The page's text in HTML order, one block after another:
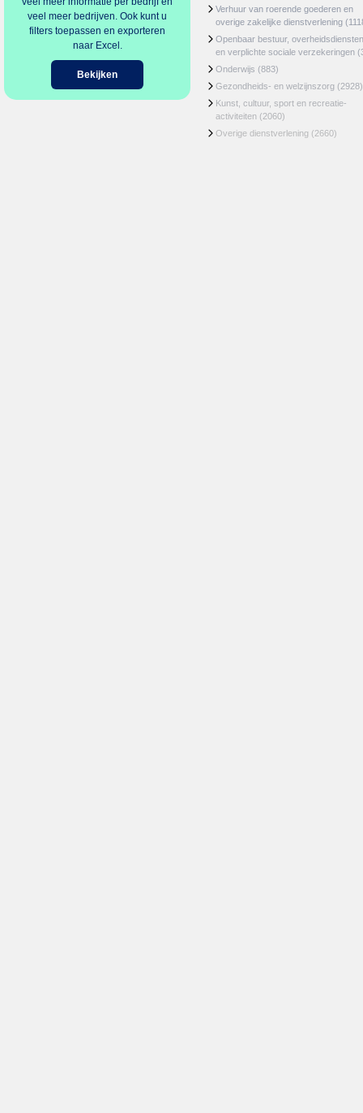
veel meer bedrijven. Ook kunt u
filters toepassen en exporteren
naar Excel.
Bekijken
Verhuur van roerende goederen en
overige zakelijke dienstverlening
Openbaar bestuur, overheidsdiensten
en verplichte sociale verzekeringen
Onderwijs (883)
Gezondheids- en welzijnszorg (2928)
Kunst, cultuur, sport en recreatie-
activiteiten (2060)
Overige dienstverlening (2660)